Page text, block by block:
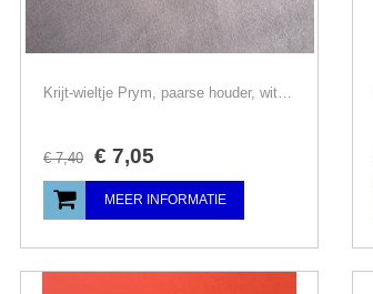
Krijt-wieltje Prym, paarse houder, witte vulling
€ 7,40 € 7,05
MEER INFORMATIE